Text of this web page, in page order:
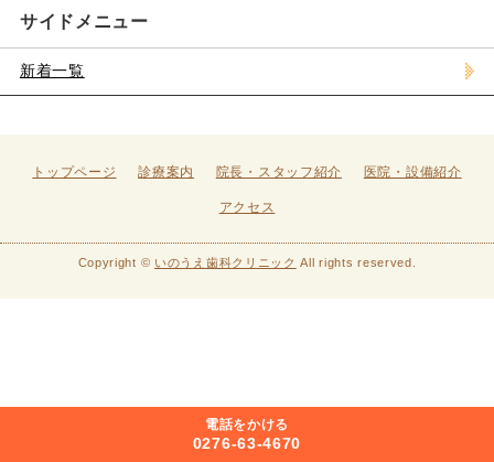
電話をかける
0276-63-4670
サイドメニュー
新着一覧
トップページ 診療案内 院長・スタッフ紹介 医院・設備紹介
アクセス
Copyright © いのうえ歯科クリニック All rights reserved.